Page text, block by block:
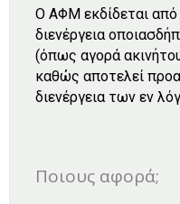
Ο ΑΦΜ εκδίδεται από
διενέργεια
(όπως αγορά
καθώς αποτελεί
διενέργεια των εν
Ποιους αφορά;